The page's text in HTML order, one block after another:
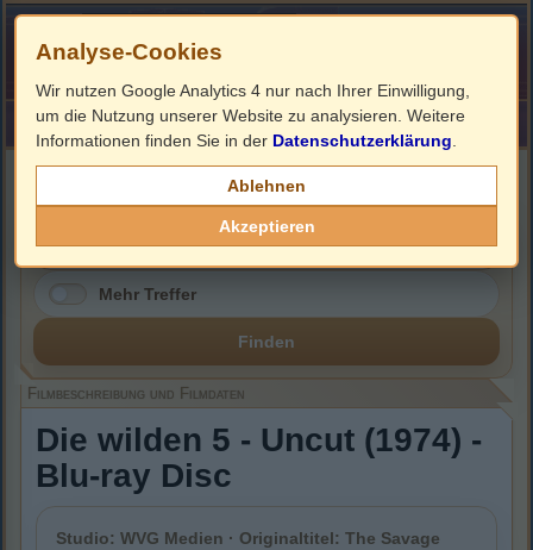
HOME ImpressumLinks
Filmbeschreibung, Cover & Blu-ray Infos
Mehr Treffer
Finden
Filmbeschreibung und Filmdaten
Die wilden 5 - Uncut (1974) -
Blu-ray Disc
Studio: WVG Medien · Originaltitel: The Savage
Analyse-Cookies
Wir nutzen Google Analytics 4 nur nach Ihrer Einwilligung,
um die Nutzung unserer Website zu analysieren. Weitere
Informationen finden Sie in der Datenschutzerklärung
Ablehnen
Akzeptieren